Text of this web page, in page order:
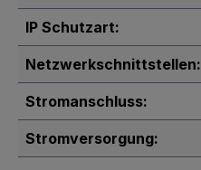
IP Schutzart:
Netzwerkschnittstellen:
Stromanschluss:
Stromversorgung: